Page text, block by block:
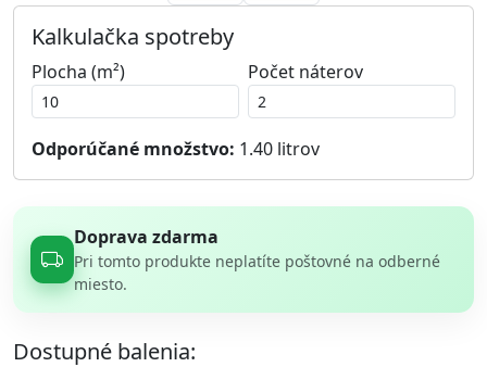
Kalkulačka spotreby
Plocha (m²) Počet náterov
Odporúčané množstvo: 1.40 litrov
Doprava zdarma
Pri tomto produkte neplatíte poštovné na odberné
miesto.
Dostupné balenia: